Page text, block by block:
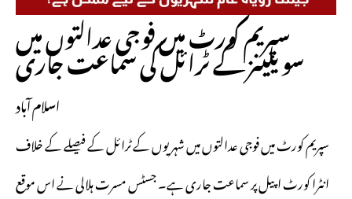
سپریم کورٹ میں فوجی عدالتوں میں
سویلینز کے ٹرائل کی سماعت جاری
اسلام آباد
سپریم کورٹ میں فوجی عدالتوں میں شہریوں کے ٹرائل کے فیصلے کے خلاف
انٹرا کورٹ اپیل پر سماعت جاری ہے۔ جسٹس مسرت ہلالی نے اس موقع